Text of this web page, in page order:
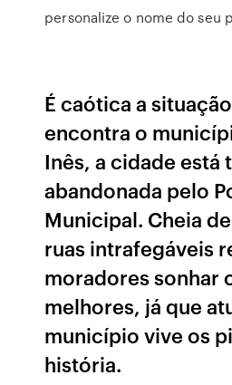
personalize o nome do seu
É caótica a
encontra o
Inês, a cidade está
abandonada pelo
Municipal. Cheia
ruas intrafegáveis
moradores sonhar
melhores, já que
município vive os
história.